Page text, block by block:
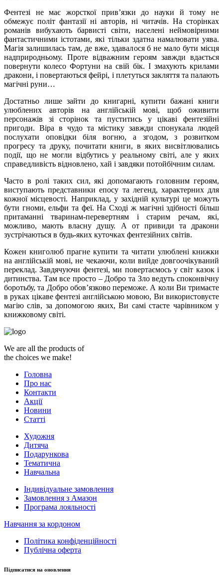
Фентезі не має жорсткої прив’язки до науки й тому не
обмежує політ фантазії ні авторів, ні читачів. На сторінках
романів вибухають барвисті світи, населені неймовірними
фантастичними істотами, які тільки здатна намалювати уява.
Магія залишилась там, де вже, здавалося б не мало бути місця
надприродньому. Проте відважним героям завжди вдається
повернути колесо Фортуни на свій бік. І змахують крилами
дракони, і повертаються фейрі, і плетуться закляття та палають
магічні руни…
Достатньо лише зайти до книгарні, купити бажані книги
улюблених авторів на англійській мові, щоб оживити
персонажів зі сторінок та пуститись у цікаві фентезійні
пригоди. Віра в чудо та містику завжди спонукала людей
послухати оповідки біля вогню, а згодом, з розвитком
прогресу та друку, почитати книги, в яких висвітлювались
події, що не могли відбутись у реальному світі, але у яких
справедливість відновлено, хай і завдяки потойбічним силам.
Часто в ролі таких сил, які допомагають головним героям,
виступають представники епосу та легенд, характерних для
кожної місцевості. Наприклад, у західній культурі це можуть
бути гноми, ельфи та феї. На Сході ж магічні здібності більш
притаманні тваринам-перевертням і старим речам, які,
можливо, мають власну душу. А от привиди та дракони
зустрічаються в будь-яких куточках фентезійних світів.
Кожен книголюб прагне купити та читати улюблені книжки
на англійській мові, не чекаючи, коли вийде довгоочікуваний
переклад. Завдячуючи фентезі, ми повертаємось у світ казок і
дитинства. Там все просто – Добро та Зло ведуть споконвічну
боротьбу, та Добро обов’язково переможе. А коли Ви тримаєте
в руках цікаве фентезі англійською мовою, Ви використовуєте
магію слів, за допомогою яких, Ви самі стаєте чарівником у
книжковому світі.
We are all the products of
the choices we make!
Головна
Про нас
Контакти
Акції
Новини
Статті
Художня
Дитяча
Подарункова
Тематична
Навчальна
Індивідуальне замовлення
Замовлення з Амазон
Програма лояльності
Навчання за кордоном
Політика конфіденційності
Публічна оферта
Підписатися на оновлення